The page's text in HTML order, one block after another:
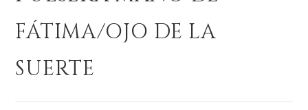
FÁTIMA/OJO DE LA
SUERTE